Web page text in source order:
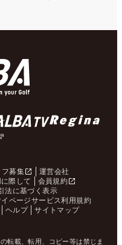
フ募集
運営会社
際して
会員規約
法に基づく表示
イページサービス利用規約
ヘルプ サイトマップ
転載、転用、コピー等は禁じま